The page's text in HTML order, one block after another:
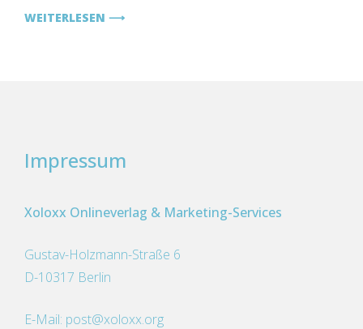
erhalten
WEITERLESEN ⟶
Impressum
Xoloxx Onlineverlag & Marketing-Services
Gustav-Holzmann-Straße 6
D-10317 Berlin
E-Mail: post@xoloxx.org